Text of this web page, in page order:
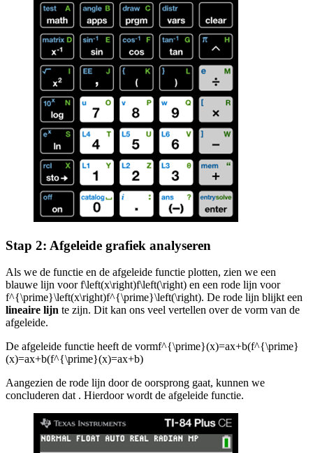
Stap 2: Afgeleide grafiek analyseren
Als we de functie en de afgeleide functie plotten, zien we een
blauwe lijn voorf\left(x\right)f\left(\right) en een rode lijn voor
f^{\prime}\left(x\right)f^{\prime}\left(\right). De rode lijn blijkt een
lineaire lijn te zijn. Dit kan ons veel vertellen over de vorm van de
afgeleide.
De afgeleide functie heeft de vormf^{\prime}(x)=ax+b(f^{\prime}
(x)=ax+b(f^{\prime}(x)=ax+b)
Aangezien de rode lijn door de oorsprong gaat, kunnen we
concluderen dat . Hierdoor wordt de afgeleide functie.